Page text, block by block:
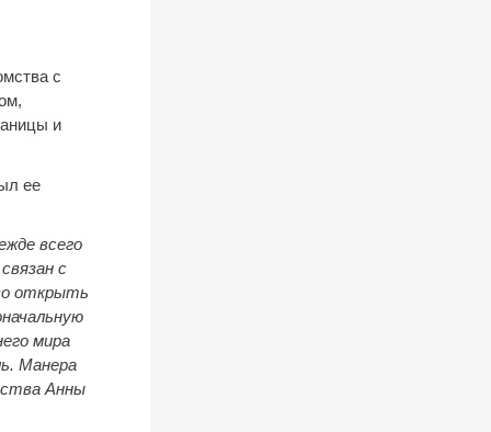
с
и
ее
всего
с
открыть
мира
Манера
Анны